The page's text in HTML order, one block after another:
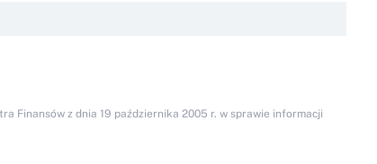
Finansów z dnia 19 października 2005 r. w sprawie informacji